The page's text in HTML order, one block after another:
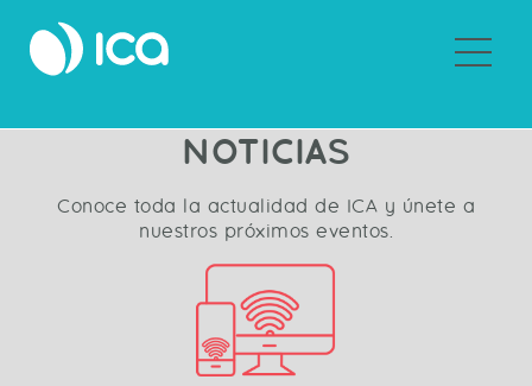
NOTICIAS
Conoce toda la actualidad de ICA y únete a
nuestros próximos eventos.